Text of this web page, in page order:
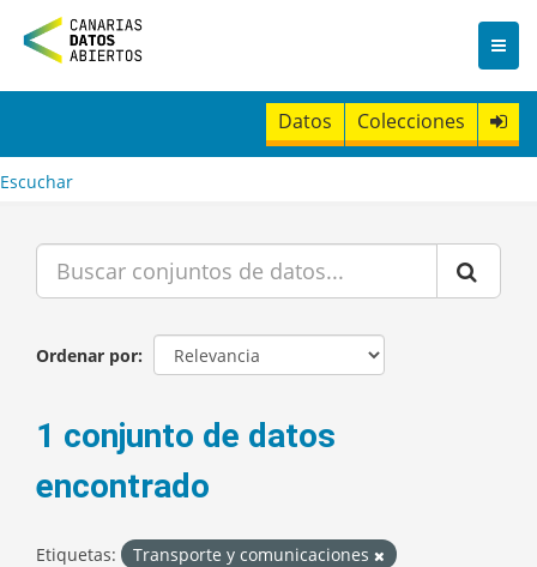
n
t
Datos Colecciones
Escuchar
Ordenar por
1 conjunto de datos
encontrado
Etiquetas:
Transporte y comunicaciones